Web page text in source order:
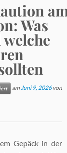
Was
amJuni 9, 2026 von
Gepäck in der